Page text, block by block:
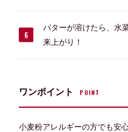
バターが溶けたら、水
来上がり！
ワンポイント POINT
小麦粉アレルギーの方でも安